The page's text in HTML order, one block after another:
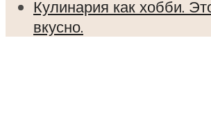
Кулинария как хобби.
вкусно.